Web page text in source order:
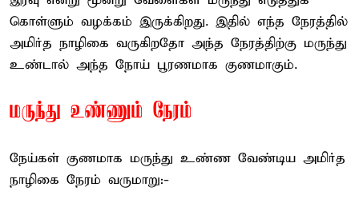
கொள்ளும் வழக்கம் இருக்கிறது. இதில் எந்த நேரத்தில்
அமிர்த நாழிகை வருகிறதோ அந்த நேரத்திற்கு மருந்து
உண்டால் அந்த நோய் பூரணமாக குணமாகும்.
மருந்து உண்ணும் நேரம்
நேய்கள் குணமாக மருந்து உண்ண வேண்டிய அமிர்த
நாழிகை நேரம் வருமாறு:-